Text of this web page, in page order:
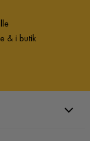
& i butik